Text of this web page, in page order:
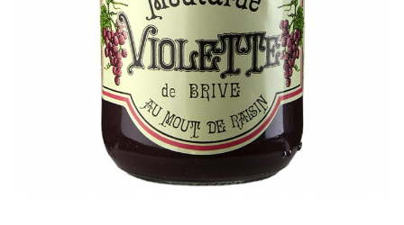
Mustar si specialitati din mustar
Alte tipuri de otet
Crema de otet balsamic si
Razatoare, peelere, feliatoare
Forme de copt
Accesorii pentru patiserie